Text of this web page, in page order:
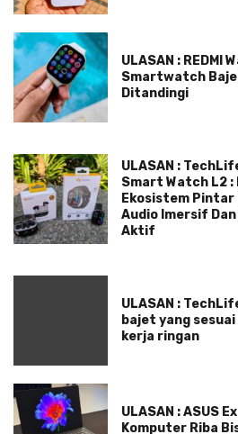
ULASAN : REDMI
Smartwatch
Ditandingi
ULASAN :
Smart Watch L2 :
Ekosistem
Audio Imersif Dan
Aktif
ULASAN :
bajet yang
kerja ringan
ULASAN : ASUS
Komputer Riba